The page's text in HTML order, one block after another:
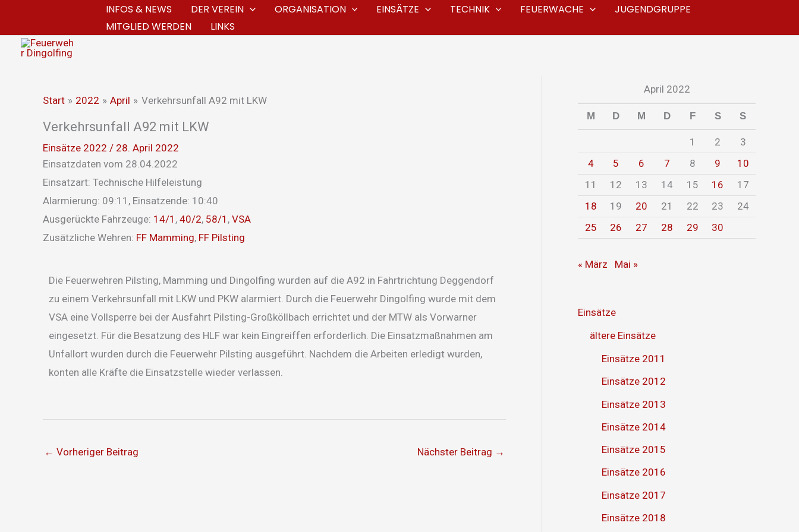
springen
INFOS & NEWS DER VEREIN ORGANISATION EINSÄTZE TECHNIK FEUERWACHE
JUGENDGRUPPE
MITGLIED WERDEN
LINKS
Start 2022 April Verkehrsunfall A92 mit LKW
Verkehrsunfall A92 mit LKW
Einsätze 2022 / 28. April 2022
Einsatzdaten vom 28.04.2022
Einsatzart: Technische Hilfeleistung
Alarmierung: 09:11, Einsatzende: 10:40
Ausgerückte Fahrzeuge: 14/1 , 40/2, 58/1 , VSA
Zusätzliche Wehren: FF Mamming, FF Pilsting
Die Feuerwehren Pilsting, Mamming und Dingolfing wurden auf die A92 in Fahrtrichtung Deggendorf
zu einem Verkehrsunfall mit LKW und PKW alarmiert. Durch die Feuerwehr Dingolfing wurde mit dem
VSA eine Vollsperre bei der Ausfahrt Pilsting-Großköllbach errichtet und der MTW als Vorwarner
eingesetzt. Für die Besatzung des HLF war kein Eingreiffen erforderlich. Die Einsatzmaßnahmen am
Unfallort wurden durch die Feuerwehr Pilsting ausgeführt. Nachdem die Arbeiten erledigt wurden,
konten alle Kräfte die Einsatzstelle wieder verlassen.
← Vorheriger Beitrag Nächster Beitrag →
April 2022
M D M D F S S
1 2
3
4
5 6 7 8 9
10
11
12 13 14 15 16
17
18
19 20 21 22 23
24
25
26 27 28 29 30
« März Mai »
Einsätze
ältere Einsätze
Einsätze 2011
Einsätze 2012
Einsätze 2013
Einsätze 2014
Einsätze 2015
Einsätze 2016
Einsätze 2017
Einsätze 2018